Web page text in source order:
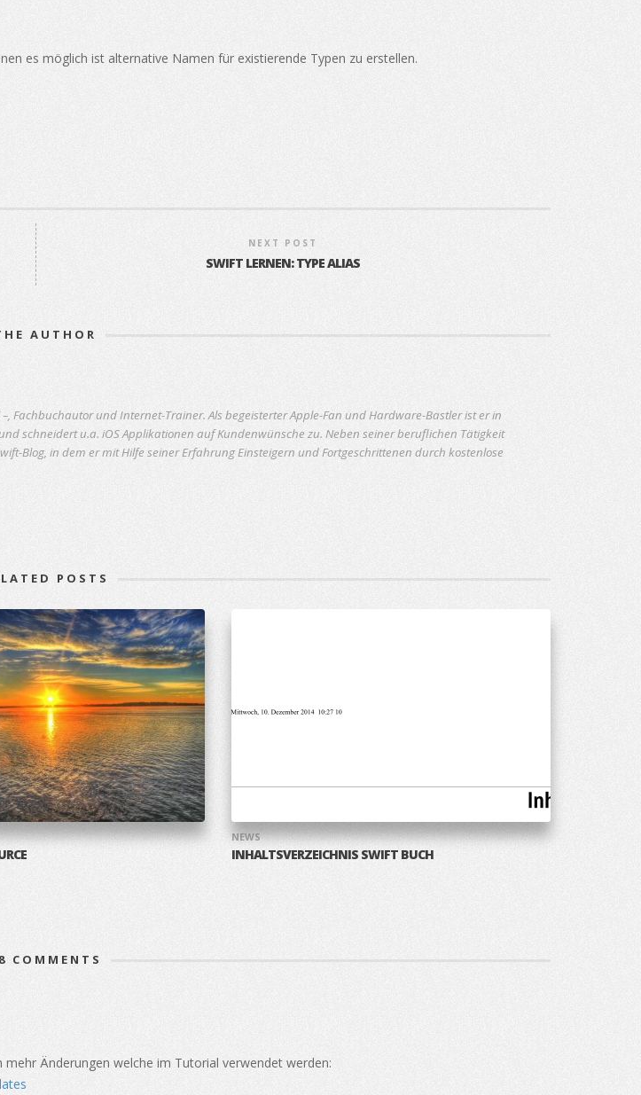
es möglich ist alternative Namen für existierende Typen zu erstellen.
NEXT POST
SWIFT LERNEN: TYPE ALIAS
AUTHOR
Fachbuchautor und Internet-Trainer. Als begeisterter Apple-Fan und Hardware-Bastler ist er in
schneidert u.a. iOS Applikationen auf Kundenwünsche zu. Neben seiner beruflichen Tätigkeit
Blog, in dem er mit Hilfe seiner Erfahrung Einsteigern und Fortgeschrittenen durch kostenlose
POSTS
NEWS
INHALTSVERZEICHNIS SWIFT BUCH
COMMENTS
Änderungen welche im Tutorial verwendet werden: